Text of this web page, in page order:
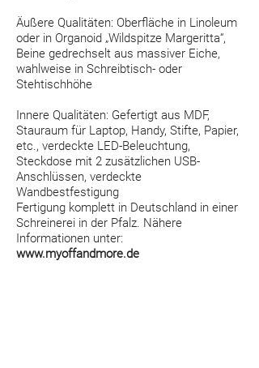
Äußere Qualitäten: Oberfläche in Linoleum
oder in Organoid „Wildspitze Margeritta“,
Beine gedrechselt aus massiver Eiche,
wahlweise in Schreibtisch- oder
Stehtischhöhe
Innere Qualitäten: Gefertigt aus MDF,
Stauraum für Laptop, Handy, Stifte, Papier,
etc., verdeckte LED-Beleuchtung,
Steckdose mit 2 zusätzlichen USB-
Anschlüssen, verdeckte
Wandbestfestigung
Fertigung komplett in Deutschland in einer
Schreinerei in der Pfalz. Nähere
Informationen unter:
www.myoffandmore.de